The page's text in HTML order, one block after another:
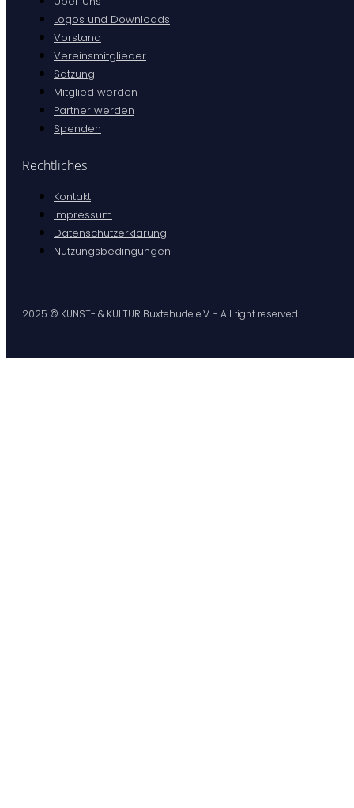
Logos und Downloads
Vorstand
Vereinsmitglieder
Satzung
Mitglied werden
Partner werden
Spenden
Rechtliches
Kontakt
Impressum
Datenschutzerklärung
Nutzungsbedingungen
2025 © KUNST- & KULTUR Buxtehude e.V. - All right reserved.